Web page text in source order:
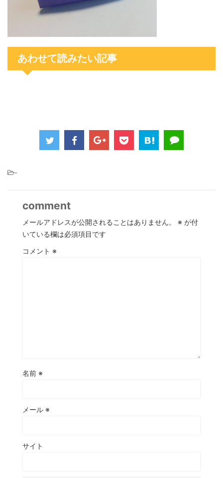
あわせて読みたい記事
-
comment
メールアドレスが公開されることはありません。 ※ が付
いている欄は必須項目です
コメント ※
名前 ※
メール ※
サイト